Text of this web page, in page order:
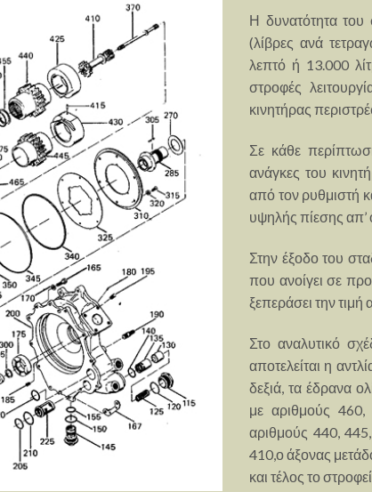
Η δυνατότητα του
(λίβρες ανά
λεπτό ή 13.000
στροφές
κινητήρας
Σε κάθε
ανάγκες του
από τον ρυθμιστή
υψηλής πίεσης απ’
Στην έξοδο του
που ανοίγει σε
ξεπεράσει την τιμή
Στο αναλυτικό
αποτελείται η
δεξιά, τα έδρανα
με αριθμούς 460,
αριθμούς 440,
410,ο άξονας
και τέλος το